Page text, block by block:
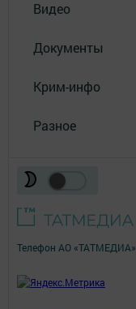
Видео
Документы
Крим-инфо
Разное
Телефон АО